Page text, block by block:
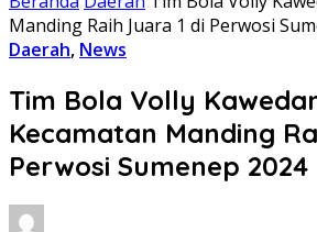
Manding Raih Juara 1 di Perwosi
Daerah, News
Tim Bola Volly
Kecamatan Manding
Perwosi Sumenep 2024